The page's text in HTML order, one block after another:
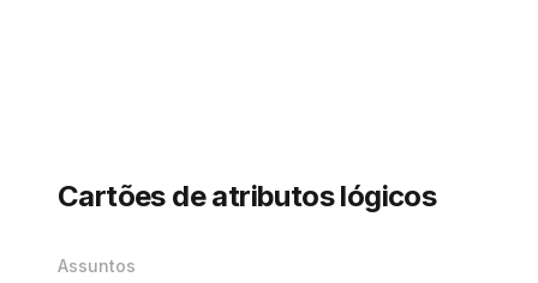
Cartões de atributos lógicos
Assuntos